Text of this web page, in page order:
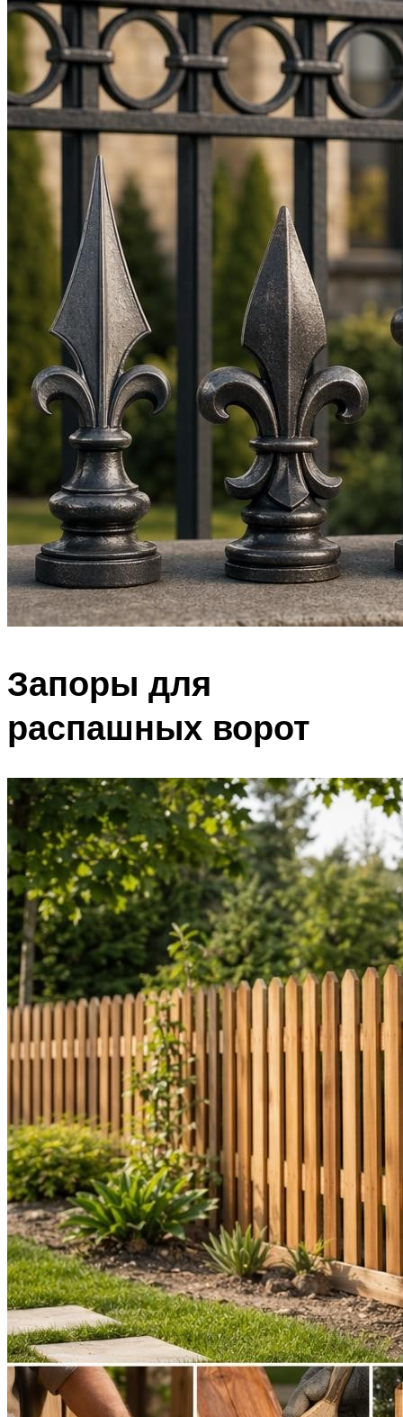
Запоры для
распашных ворот